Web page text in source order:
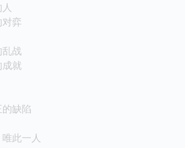
弈
战
就
缺陷
此一人